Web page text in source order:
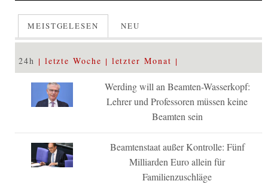
MEISTGELESEN NEU
24h letzte Woche letzter Monat
Werding will an Beamten-Wasserkopf:
Lehrer und Professoren müssen keine
Beamten sein
Beamtenstaat außer Kontrolle: Fünf
Milliarden Euro allein für
Familienzuschläge